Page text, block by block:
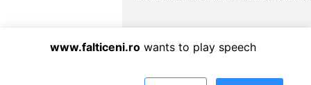
Primăria Municipiului Fălticeni
www.falticeni.rowants to play speech